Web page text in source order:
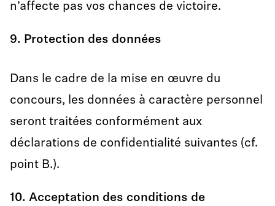
n’affecte pas vos chances de victoire.
9. Protection des données
Dans le cadre de la mise en œuvre du
concours, les données à caractère personnel
seront traitées conformément aux
déclarations de confidentialité suivantes (cf.
point B.).
10. Acceptation des conditions de